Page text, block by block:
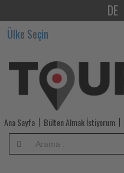
DSÖ
hantavirüs
salgınının
sona
erdiğini
açıkladı
DE
Ülke Seçin
Ana Sayfa Bülten Almak İstiyorum